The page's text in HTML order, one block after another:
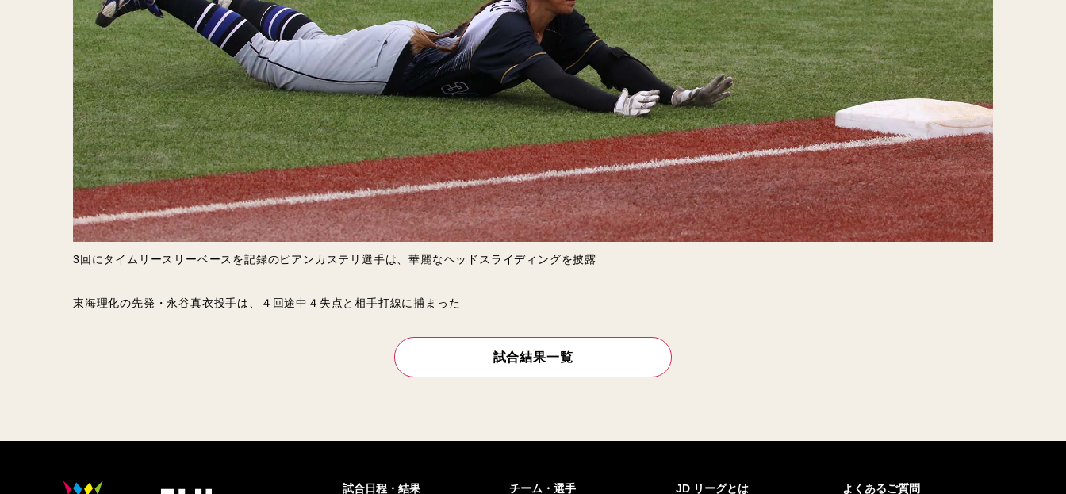
3回にタイムリースリーベースを記録のピアンカステリ選手は、華麗なヘッドスライディングを披露
東海理化の先発・永谷真衣投手は、４回途中４失点と相手打線に捕まった
試合結果一覧
試合日程・結果 チーム・選手 JD リーグとは よくあるご質問